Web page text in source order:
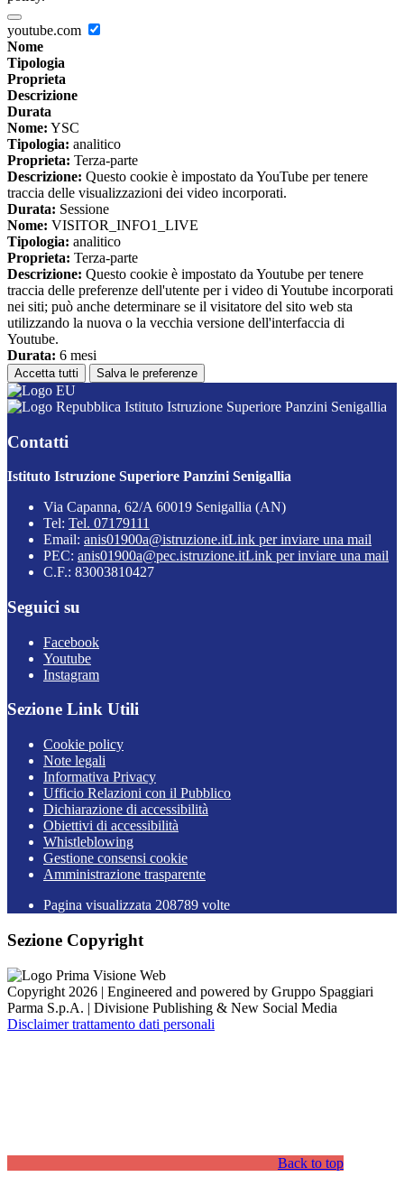
youtube.com
Nome
Tipologia
Proprieta
Descrizione
Durata
Nome: YSC
Tipologia: analitico
Proprieta: Terza-parte
Descrizione: Questo cookie è impostato da YouTube per tenere
traccia delle visualizzazioni dei video incorporati.
Durata: Sessione
Nome: VISITOR_INFO1_LIVE
Tipologia: analitico
Proprieta: Terza-parte
Descrizione: Questo cookie è impostato da Youtube per tenere
traccia delle preferenze dell'utente per i video di Youtube incorporati
nei siti; può anche determinare se il visitatore del sito web sta
utilizzando la nuova o la vecchia versione dell'interfaccia di
Youtube.
Durata: 6 mesi
Accetta tutti Salva le preferenze
Istituto Istruzione Superiore Panzini Senigallia
Contatti
Istituto Istruzione Superiore Panzini Senigallia
Via Capanna, 62/A 60019 Senigallia (AN)
Tel: Tel. 07179111
Email: anis01900a@istruzione.itLink per inviare una mail
PEC: anis01900a@pec.istruzione.itLink per inviare una mail
C.F.: 83003810427
Seguici su
Facebook
Youtube
Instagram
Sezione Link Utili
Cookie policy
Note legali
Informativa Privacy
Ufficio Relazioni con il Pubblico
Dichiarazione di accessibilità
Obiettivi di accessibilità
Whistleblowing
Gestione consensi cookie
Amministrazione trasparente
Pagina visualizzata 208789 volte
Sezione Copyright
Copyright 2026 | Engineered and powered by Gruppo Spaggiari
Parma S.p.A. | Divisione Publishing & New Social Media
Disclaimer trattamento dati personali
Back to top